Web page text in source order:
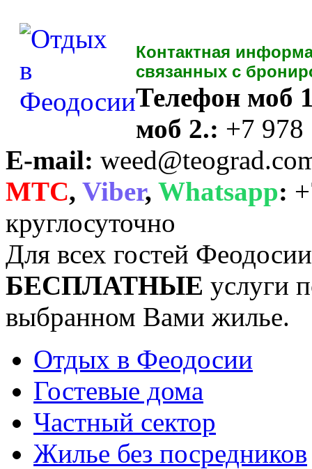
Контактная
связанных с
Телефон моб
моб 2.: +7 978
E-mail:
MTC, Viber, Whatsapp:
круглосуточно
Для всех гостей
БЕСПЛАТНЫЕ услуги
выбранном Вами жилье.
Отдых в Феодосии
Гостевые дома
Частный сектор
Жилье без посредников